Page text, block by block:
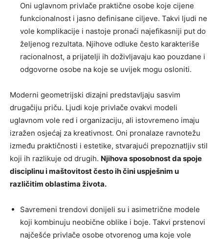
Oni uglavnom privlače praktične osobe koje cijene
funkcionalnost i jasno definisane ciljeve. Takvi ljudi ne
vole komplikacije i nastoje pronaći najefikasniji put do
željenog rezultata. Njihove odluke često karakteriše
racionalnost, a prijatelji ih doživljavaju kao pouzdane i
odgovorne osobe na koje se uvijek mogu osloniti.
Moderni geometrijski dizajni predstavljaju sasvim
drugačiju priču. Ljudi koje privlače ovakvi modeli
uglavnom vole red i organizaciju, ali istovremeno imaju
izražen osjećaj za kreativnost. Oni pronalaze ravnotežu
između praktičnosti i estetike, stvarajući prepoznatljiv stil
koji ih razlikuje od drugih. Njihova sposobnost da spoje
disciplinu i maštovitost često ih čini uspješnim u
različitim oblastima života.
Savremeni trendovi donijeli su i asimetrične modele
koji kombinuju neobične oblike i boje. Takvi prstenovi
najčešće privlače osobe otvorenog uma koje vole